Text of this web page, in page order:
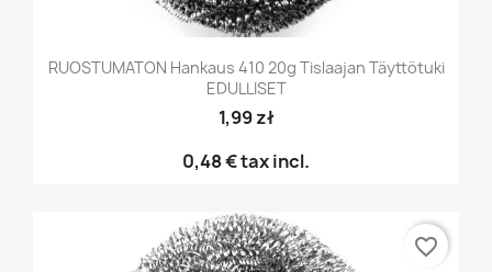
RUOSTUMATON Hankaus 410 20g Tislaajan Täyttötuki
EDULLISET
1,99 zł
0,48 €tax incl.
favorite_border